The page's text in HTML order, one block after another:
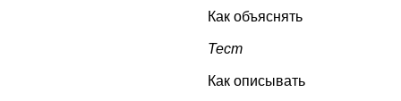
Как объяснять
Тест
Как описывать